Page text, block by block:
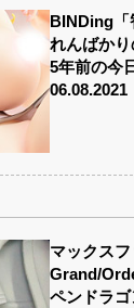
BINDing「
れんばか
5年前の今
06.08.2021
マックス
Grand/
ペンドラ